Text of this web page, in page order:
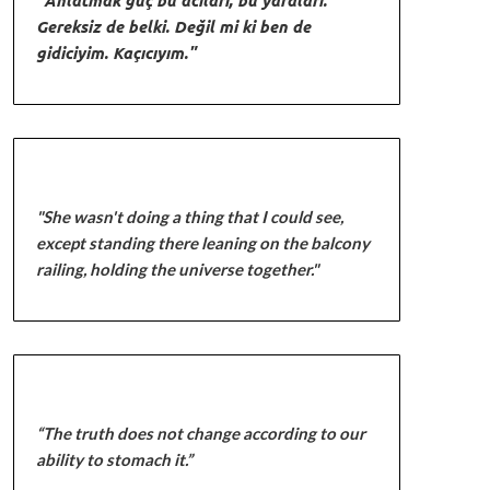
Gereksiz de belki. Değil mi ki ben de
gidiciyim. Kaçıcıyım."
"She wasn't doing a thing that I could see,
except standing there leaning on the balcony
railing, holding the universe together."
“The truth does not change according to our
ability to stomach it.”